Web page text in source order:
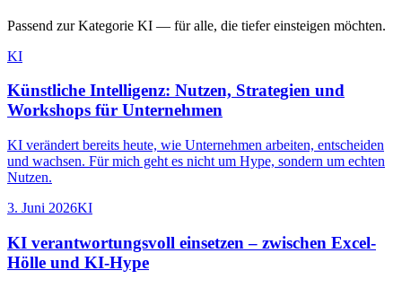
Passend zur Kategorie KI — für alle, die tiefer einsteigen möchten.
KI
Künstliche Intelligenz: Nutzen, Strategien und
Workshops für Unternehmen
KI verändert bereits heute, wie Unternehmen arbeiten, entscheiden
und wachsen. Für mich geht es nicht um Hype, sondern um echten
Nutzen.
3. Juni 2026KI
KI verantwortungsvoll einsetzen – zwischen Excel-
Hölle und KI-Hype